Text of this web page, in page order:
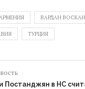
ВАРДАН
ТУРЦИЯ
Постанджян в НС